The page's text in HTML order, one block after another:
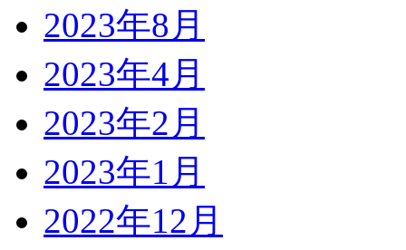
2023年8月
2023年4月
2023年2月
2023年1月
2022年12月